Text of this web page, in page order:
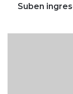
Suben